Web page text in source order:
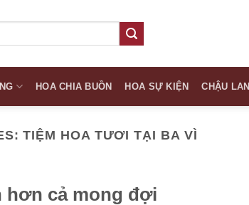
HOA CHIA BUỒN HOA SỰ KIỆN CHẬU
TIỆM HOA TƯƠI TẠI BA VÌ
hơn cả mong đợi